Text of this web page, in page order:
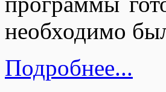
необходимо
Подробнее...